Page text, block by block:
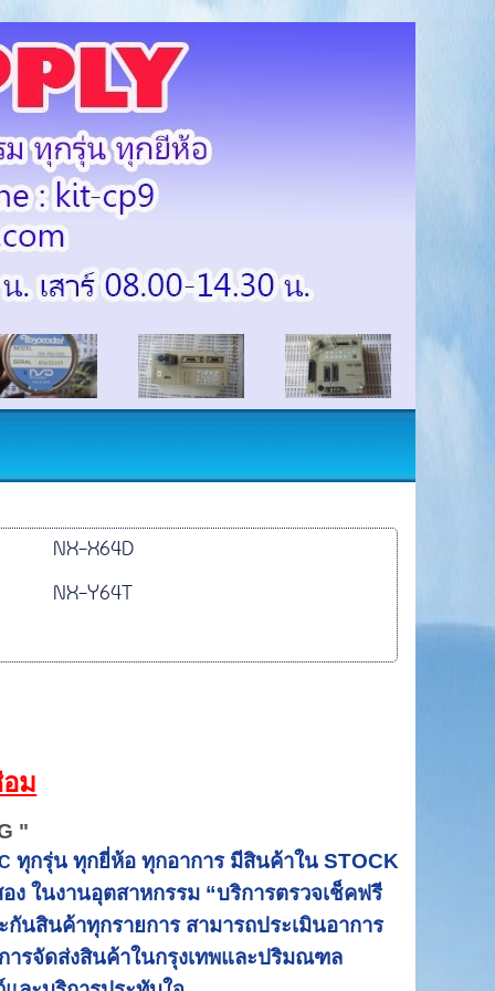
NX-X64D
NX-Y64T
ม
"
ทุกรุ่น ทุกยี่ห้อ ทุกอาการ มีสินค้าใน STOCK
ในงานอุตสาหกรรม “บริการตรวจเช็คฟรี
นสินค้าทุกรายการ สามารถประเมินอาการ
ารจัดส่งสินค้าในกรุงเทพและปริมณฑล